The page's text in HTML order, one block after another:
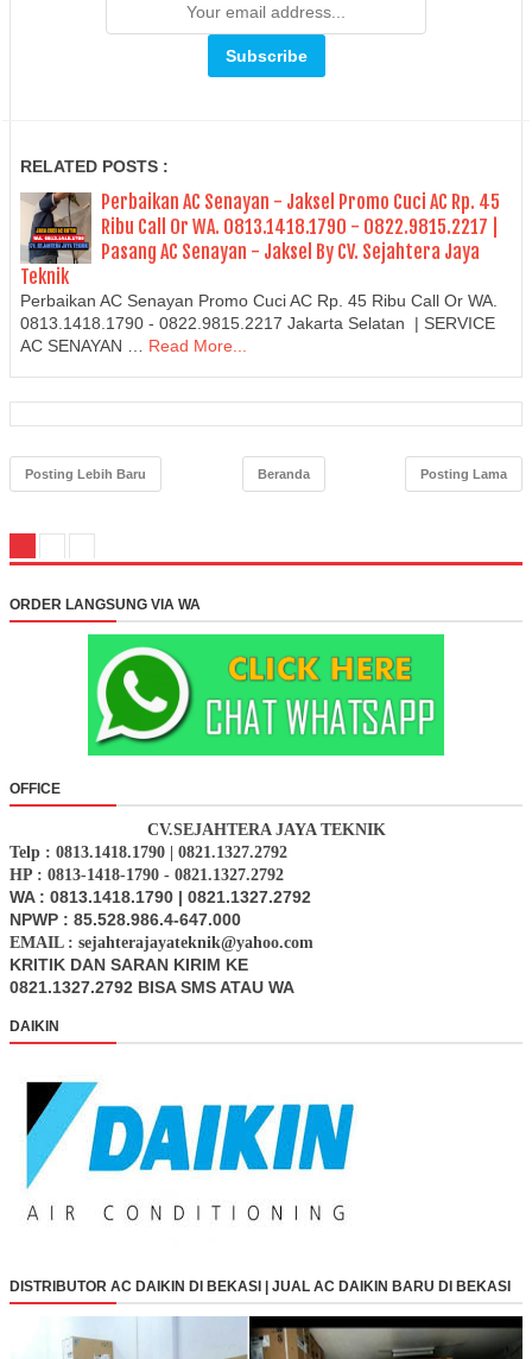
RELATED POSTS :
Perbaikan AC Senayan - Jaksel Promo Cuci AC Rp. 45
Ribu Call Or WA. 0813.1418.1790 - 0822.9815.2217 |
Pasang AC Senayan - Jaksel By CV. Sejahtera Jaya
Teknik
Perbaikan AC Senayan Promo Cuci AC Rp. 45 Ribu Call Or WA.
0813.1418.1790 - 0822.9815.2217 Jakarta Selatan | SERVICE
AC SENAYAN …
Read More...
Posting Lebih Baru Posting Lama
Beranda
ORDER LANGSUNG VIA WA
OFFICE
CV.SEJAHTERA JAYA TEKNIK
Telp : 0813.1418.1790 | 0821.1327.2792
HP : 0813-1418-1790 - 0821.1327.2792
WA : 0813.1418.1790 | 0821.1327.2792
NPWP : 85.528.986.4-647.000
EMAIL : sejahterajayateknik@yahoo.com
KRITIK DAN SARAN KIRIM KE
0821.1327.2792 BISA SMS ATAU WA
DAIKIN
DISTRIBUTOR AC DAIKIN DI BEKASI | JUAL AC DAIKIN BARU DI BEKASI